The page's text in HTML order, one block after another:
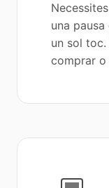
una
un sol
comprar